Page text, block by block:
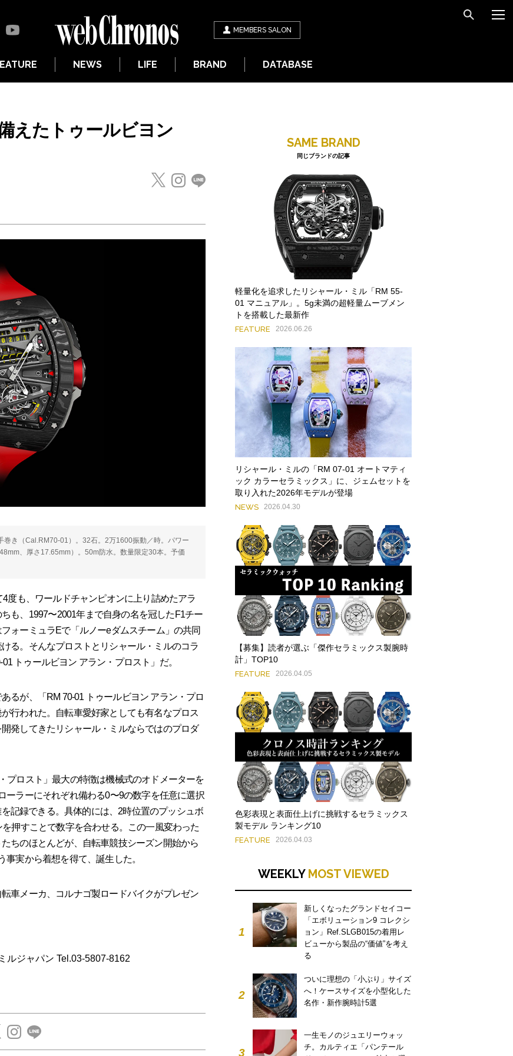
MEMBERS SALON
NEWS LIFE BRAND DATABASE
えたトゥールビヨン
巻き（Cal.RM70-01）。32石。2万1600振動／時。パワー
、厚さ17.65mm）。50m防水。数量限定30本。予価
も、ワールドチャンピオンに上り詰めたアラ
も、1997〜2001年まで自身の名を冠したF1チー
ォーミュラEで「ルノーeダムスチーム」の共同
る。そんなプロストとリシャール・ミルのコラ
トゥールビヨン アラン・プロスト」だ。
るが、「RM 70-01 トゥールビヨン アラン・プロ
行われた。自転車愛好家としても有名なプロス
発してきたリシャール・ミルならではのプロダ
プロスト」最大の特徴は機械式のオドメーターを
ーラーにそれぞれ備わる0〜9の数字を任意に選択
記録できる。具体的には、2時位置のプッシュボ
押すことで数字を合わせる。この一風変わった
ちのほとんどが、自転車競技シーズン開始から
実から着想を得て、誕生した。
車メーカ、コルナゴ製ロードバイクがプレゼン
ルジャパン Tel.03-5807-8162
SAME BRAND
同じブランドの記事
軽量化を追求したリシャール・ミル「RM 55-
01 マニュアル」。5g未満の超軽量ムーブメン
トを搭載した最新作
FEATURE 2026.06.26
リシャール・ミルの「RM 07-01 オートマティ
ック カラーセラミックス」に、ジェムセットを
取り入れた2026年モデルが登場
NEWS 2026.04.30
【募集】読者が選ぶ「傑作セラミックス製腕時
計」TOP10
FEATURE 2026.04.05
色彩表現と表面仕上げに挑戦するセラミックス
製モデル ランキング10
FEATURE 2026.04.03
WEEKLY MOST VIEWED
1
新しくなったグランドセイコー
「エボリューション9 コレクシ
ョン」Ref.SLGB015の着用レ
ビューから製品の“価値”を考え
る
2
ついに理想の「小ぶり」サイズ
へ！ケースサイズを小型化した
名作・新作腕時計5選
3
一生モノのジュエリーウォッ
チ。カルティエ「パンテール